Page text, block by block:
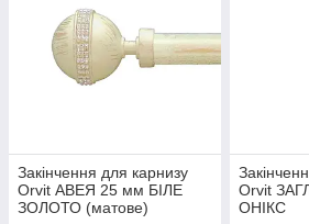
Закінчення для карнизу
Orvit АВЕЯ 25 мм БІЛЕ
ЗОЛОТО (матове)
Orvit
ОНІКС